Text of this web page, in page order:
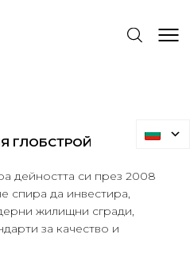
ГЛОБСТРОЙ
дейността си през 2008
спира да инвестира,
жилищни сгради,
за качество и